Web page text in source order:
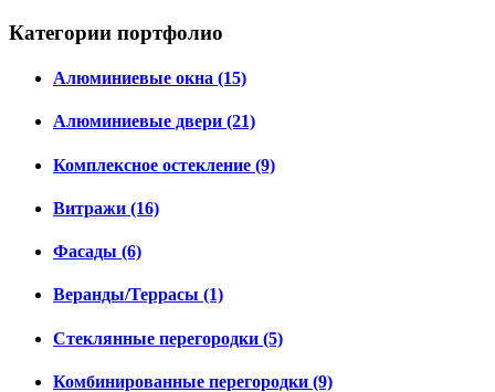
Категории портфолио
Алюминиевые окна (15)
Алюминиевые двери (21)
Комплексное остекление (9)
Витражи (16)
Фасады (6)
Веранды/Террасы (1)
Стеклянные перегородки (5)
Комбинированные перегородки (9)